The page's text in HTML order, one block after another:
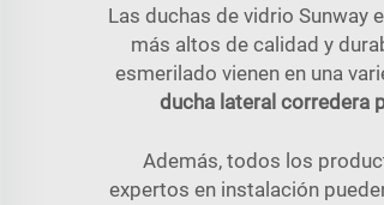
Las duchas de vidrio Sunway
más altos de calidad y
esmerilado vienen en una
ducha lateral corredera
Además, todos los
expertos en instalación